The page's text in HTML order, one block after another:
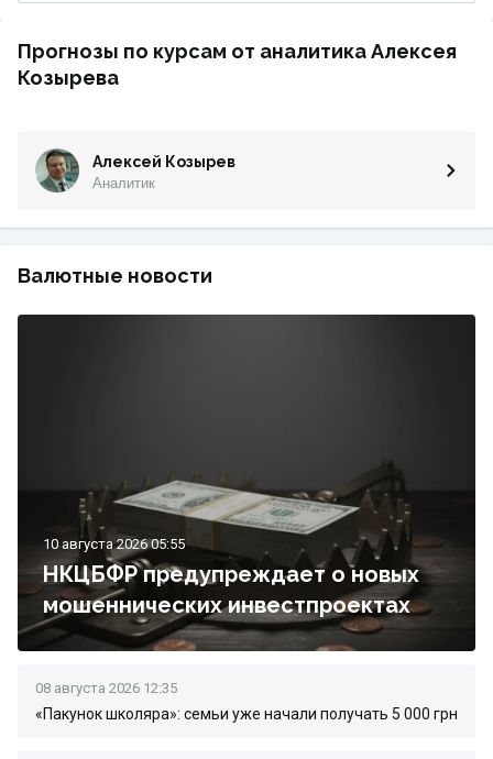
Прогнозы по курсам от аналитика Алексея
Козырева
Алексей Козырев
Аналитик
Валютные новости
10 августа 2026 05:55
НКЦБФР предупреждает о новых
мошеннических инвестпроектах
08 августа 2026 12:35
«Пакунок школяра»: семьи уже начали получать 5 000 грн